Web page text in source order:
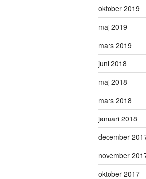
oktober 2019
maj 2019
mars 2019
juni 2018
maj 2018
mars 2018
januari 2018
december
november
oktober 2017